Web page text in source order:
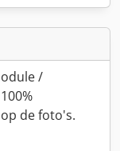
/
de foto's.